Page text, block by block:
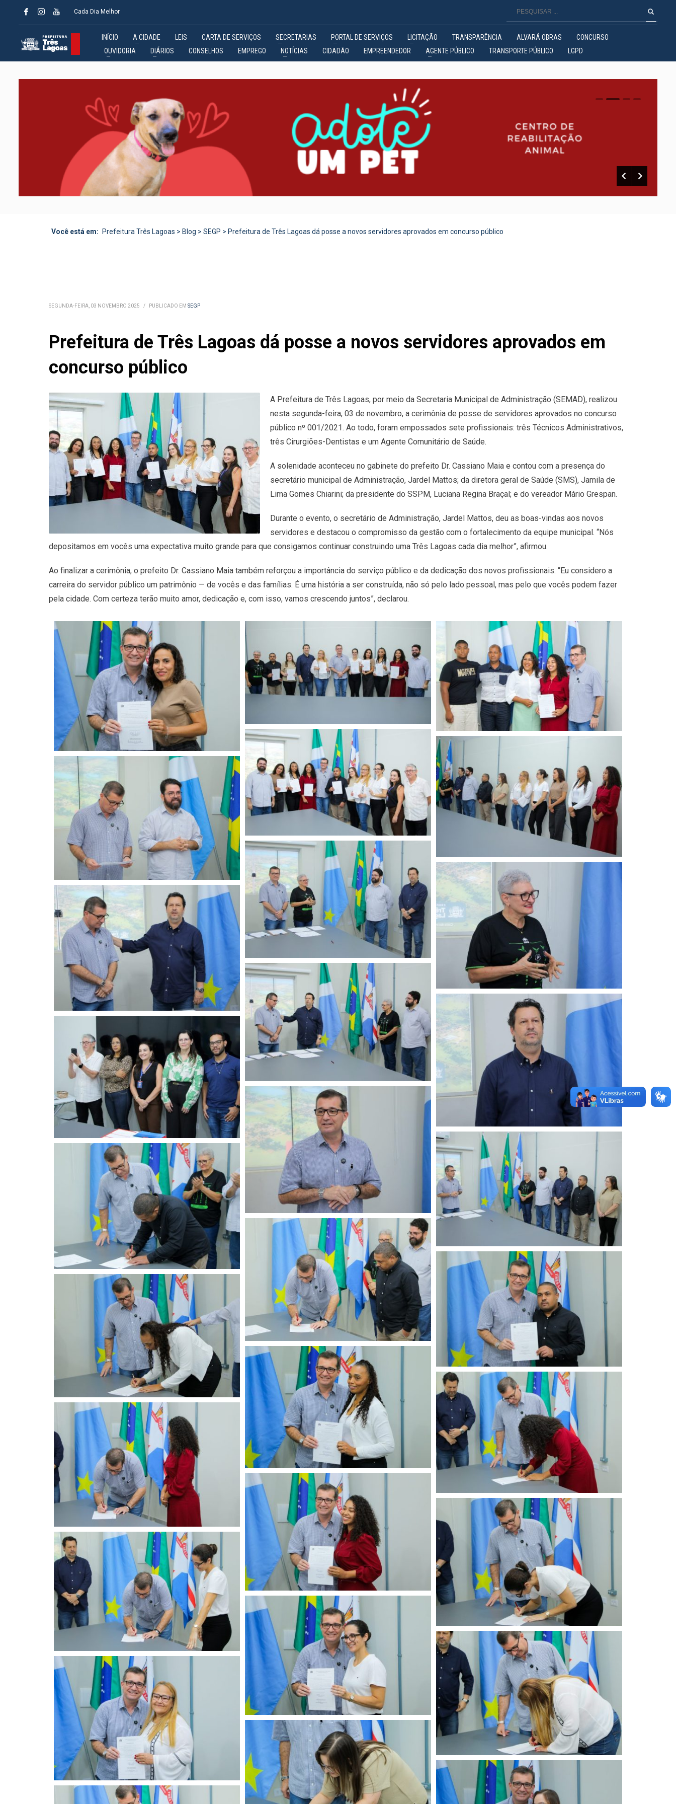
Cada Dia Melhor
INÍCIO A CIDADE LEIS CARTA DE SERVIÇOS SECRETARIAS PORTAL DE SERVIÇOS LICITAÇÃO TRANSPARÊNCIA ALVARÁ OBRAS
CONCURSO
OUVIDORIA
DIÁRIOS CONSELHOS EMPREGO NOTÍCIAS CIDADÃO EMPREENDEDOR AGENTE PÚBLICO TRANSPORTE PÚBLICO LGPD
0 1 2
Você está em: Prefeitura Três Lagoas > Blog > SEGP > Prefeitura de Três Lagoas dá posse a novos servidores aprovados em concurso público
SEGUNDA-FEIRA, 03 NOVEMBRO 2025 / PUBLICADO EM SEGP
Prefeitura de Três Lagoas dá posse a novos servidores aprovados em
concurso público
A Prefeitura de Três Lagoas, por meio da Secretaria Municipal de Administração (SEMAD), realizou
nesta segunda-feira, 03 de novembro, a cerimônia de posse de servidores aprovados no concurso
público nº 001/2021. Ao todo, foram empossados sete profissionais: três Técnicos Administrativos,
três Cirurgiões-Dentistas e um Agente Comunitário de Saúde.
A solenidade aconteceu no gabinete do prefeito Dr. Cassiano Maia e contou com a presença do
secretário municipal de Administração, Jardel Mattos; da diretora geral de Saúde (SMS), Jamila de
Lima Gomes Chiarini; da presidente do SSPM, Luciana Regina Braçal; e do vereador Mário Grespan.
Durante o evento, o secretário de Administração, Jardel Mattos, deu as boas-vindas aos novos
servidores e destacou o compromisso da gestão com o fortalecimento da equipe municipal. “Nós
depositamos em vocês uma expectativa muito grande para que consigamos continuar construindo uma Três Lagoas cada dia melhor”, afirmou.
Ao finalizar a cerimônia, o prefeito Dr. Cassiano Maia também reforçou a importância do serviço público e da dedicação dos novos profissionais. “Eu considero a
carreira do servidor público um patrimônio — de vocês e das famílias. É uma história a ser construída, não só pelo lado pessoal, mas pelo que vocês podem fazer
pela cidade. Com certeza terão muito amor, dedicação e, com isso, vamos crescendo juntos”, declarou.